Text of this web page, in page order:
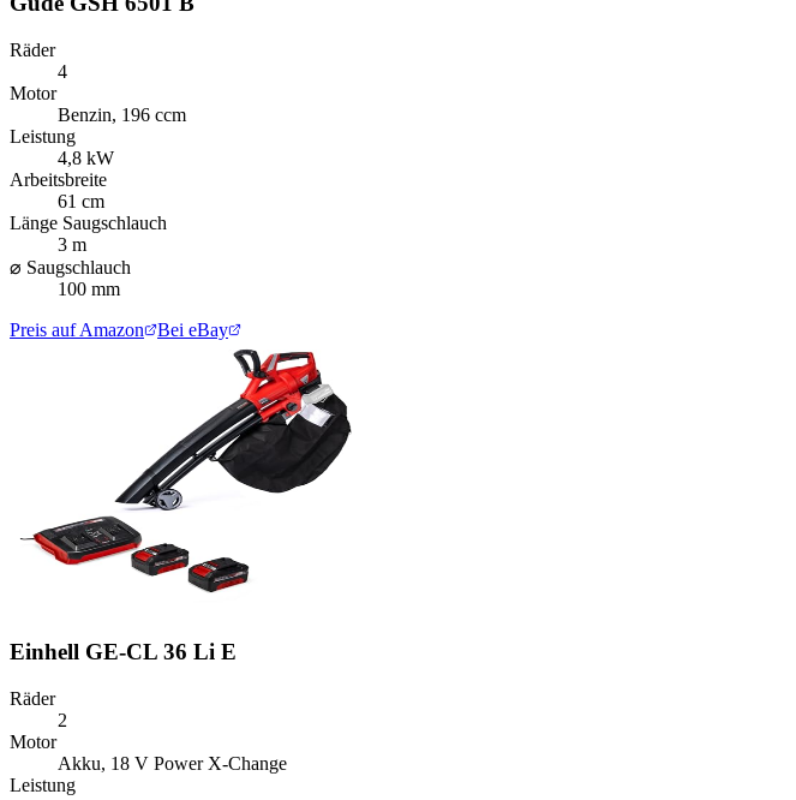
Räder
4
Motor
Benzin, 196 ccm
Leistung
4,8 kW
Arbeitsbreite
61 cm
Länge Saugschlauch
3 m
⌀ Saugschlauch
100 mm
Preis auf Amazon
Bei eBay
Einhell GE-CL 36 Li E
Räder
2
Motor
Akku, 18 V Power X-Change
Leistung